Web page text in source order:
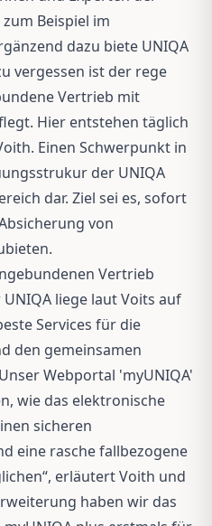
Beispiel im
dazu biete UNIQA
vergessen ist der rege
Vertrieb mit
Hier entstehen täglich
Einen Schwerpunkt in
der UNIQA
dar. Ziel sei es, sofort
von
Vertrieb
liege laut Voits auf
Services für die
den gemeinsamen
Webportal 'myUNIQA'
wie das elektronische
sicheren
eine rasche fallbezogene
erläutert Voith und
haben wir das